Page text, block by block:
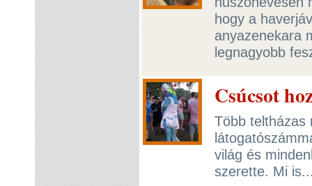
hogy a
anyazenekara
legnagyobb
Csúcsot
Több teltházas
világ és
szerette. Mi